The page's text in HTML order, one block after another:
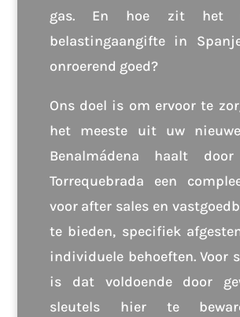
gas. En hoe zit het
belastingaangifte in
onroerend goed?
Ons doel is om ervoor te
het meeste uit uw
Benalmádena haalt
Torrequebrada een
voor after sales en
te bieden, specifiek
individuele behoeften. Voor
is dat voldoende door
sleutels hier te